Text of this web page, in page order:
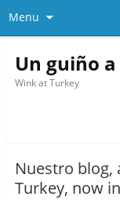
Menu
Un guiño
Wink at Turkey
Nuestro blog,
Turkey, now